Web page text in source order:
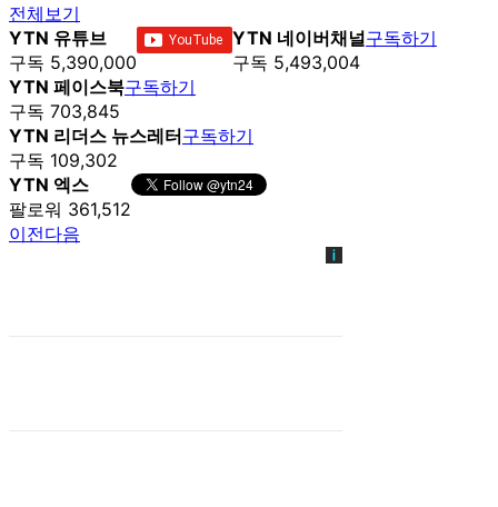
전체보기
YTN 유튜브
구독 5,390,000
YTN 네이버채널
구독 5,493,004
구독하기
YTN 페이스북
구독 703,845
구독하기
YTN 리더스 뉴스레터
구독 109,302
구독하기
YTN 엑스
팔로워 361,512
이전다음